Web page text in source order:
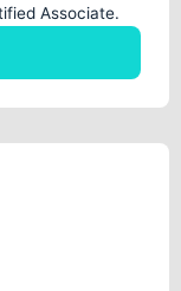
Associate.